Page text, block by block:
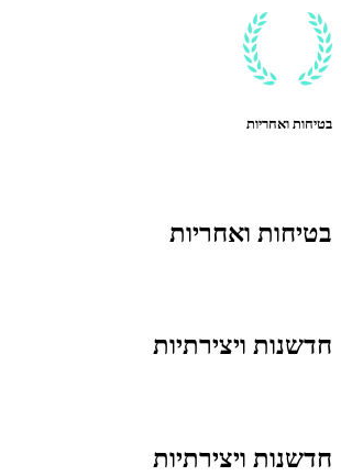
בטיחות ואחריות
בטיחות ואחריות
חדשנות ויצירתיות
חדשנות ויצירתיות